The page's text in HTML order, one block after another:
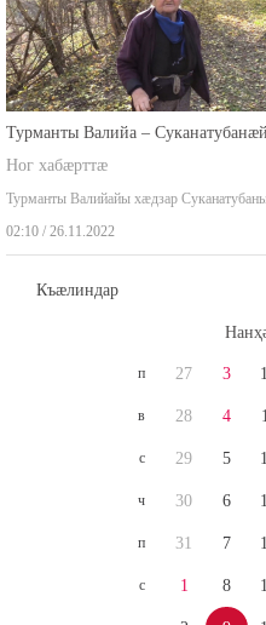
Турманты Валийа – Суканатубанæй
Ног хабæрттæ
Турманты Валийайы хæдзар
02:10 / 26.11.2022
Къæлиндар
п
в
с
ч
п
с
27
28
29
30
31
1
3
4
5
6
7
8